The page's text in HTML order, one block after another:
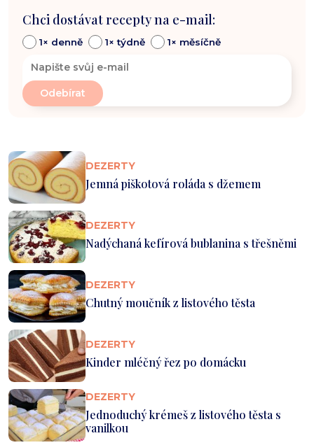
Chci dostávat recepty na e-mail:
1× denně 1× týdně 1× měsíčně
DEZERTY
Jemná piškotová roláda s džemem
DEZERTY
Nadýchaná kefírová bublanina s třešněmi
DEZERTY
Chutný moučník z listového těsta
DEZERTY
Kinder mléčný řez po domácku
DEZERTY
Jednoduchý krémeš z listového těsta s
vanilkou